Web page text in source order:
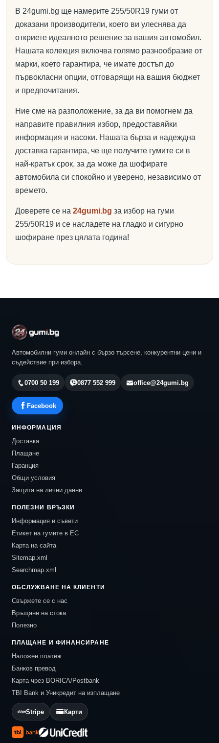
В 24gumi.bg ще намерите 255/50R19 гуми от
доказани производители, което ви улеснява да
откриете идеалното решение за вашия автомобил.
Нашата колекция включва голямо разнообразие от
марки, което гарантира, че имате достъп до
първокласни опции, отговарящи на вашия бюджет
и предпочитания.
Ние сме на разположение, за да ви помогнем да
направите правилния избор, предоставяйки
информация и насоки. Нашата бърза и надеждна
доставка гарантира, че ще получите гумите си в
най-кратък срок, за да може да шофирате
автомобила си спокойно и уверено, независимо от
времето.
Доверете се на 24gumi.bg за избор на гуми
255/50R19 и се насладете на гладко и сигурно
шофиране през цялата година!
Автомобилни гуми онлайн с бързо търсене, конкурентни цени и
съдействие при избора.
0700 50 199 0877 552 999 office@24gumi.bg
Facebook
ИНФОРМАЦИЯ
Доставка
Плащане
Гаранция
Общи условия
Защита на лични данни
ПОЛЕЗНИ ВРЪЗКИ
Информация и съвети
Етикет на гумите в ЕС
Карта на сайта
Sitemap.xml
Searchmap.xml
ОБСЛУЖВАНЕ НА КЛИЕНТИ
Свържете се с нас
Връщане на стока
Полезно
ПЛАЩАНЕ И ФИНАНСИРАНЕ
Наложен платеж
Банков превод
Карта чрез BORICA/Postbank
TBI Bank и Уникредит на изплащане
Stripe Карти